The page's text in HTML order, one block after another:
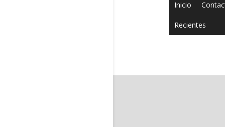
Inicio
Recientes